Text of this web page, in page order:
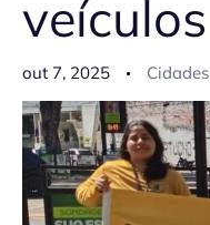
veículos
out 7, 2025 Cidades